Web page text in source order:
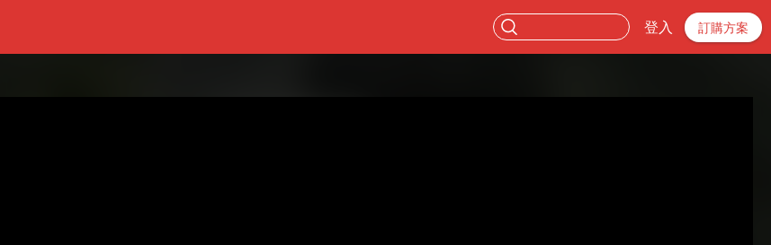
登入 訂購方案